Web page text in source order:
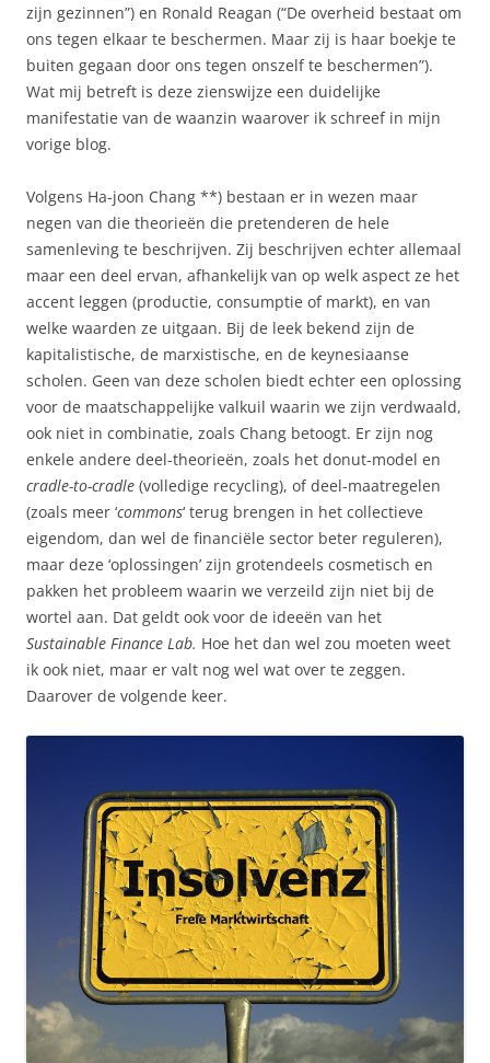
zijn gezinnen”) en Ronald Reagan (“De overheid bestaat om
ons tegen elkaar te beschermen. Maar zij is haar boekje te
buiten gegaan door ons tegen onszelf te beschermen”).
Wat mij betreft is deze zienswijze een duidelijke
manifestatie van de waanzin waarover ik schreef in mijn
vorige blog.
Volgens Ha-joon Chang **) bestaan er in wezen maar
negen van die theorieën die pretenderen de hele
samenleving te beschrijven. Zij beschrijven echter allemaal
maar een deel ervan, afhankelijk van op welk aspect ze het
accent leggen (productie, consumptie of markt), en van
welke waarden ze uitgaan. Bij de leek bekend zijn de
kapitalistische, de marxistische, en de keynesiaanse
scholen. Geen van deze scholen biedt echter een oplossing
voor de maatschappelijke valkuil waarin we zijn verdwaald,
ook niet in combinatie, zoals Chang betoogt. Er zijn nog
enkele andere deel-theorieën, zoals het donut-model en
cradle-to-cradle (volledige recycling), of deel-maatregelen
(zoals meer ‘commons‘ terug brengen in het collectieve
eigendom, dan wel de financiële sector beter reguleren),
maar deze ‘oplossingen’ zijn grotendeels cosmetisch en
pakken het probleem waarin we verzeild zijn niet bij de
wortel aan. Dat geldt ook voor de ideeën van het
Sustainable Finance Lab. Hoe het dan wel zou moeten weet
ik ook niet, maar er valt nog wel wat over te zeggen.
Daarover de volgende keer.